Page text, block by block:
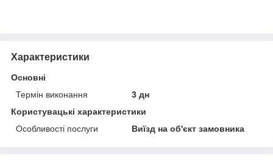
Характеристики
Основні
Термін виконання
3 дн
Користувацькі характеристики
Особливості послуги
Виїзд на об'єкт замовника